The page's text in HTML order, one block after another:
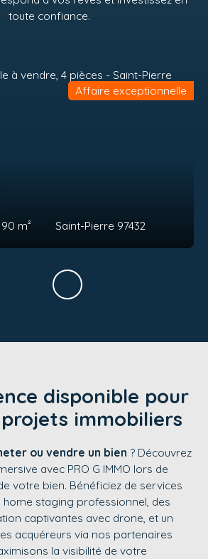
toute confiance.
90 m² Saint-Pierre 97432
Affaire exceptionnelle
disponible pour
immobiliers
ou vendre un bien ? Découvrez
avec PRO G IMMO lors de
votre bien. Bénéficiez de services
home staging professionnel, des
captivantes avec drone, et un
acquéreurs via nos partenaires
la visibilité de votre